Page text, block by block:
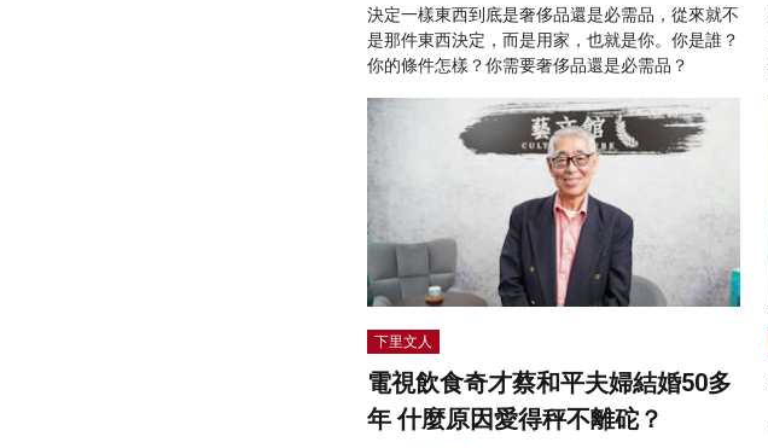
決定一樣東西到底是奢侈品還是必需品，從來就不
是那件東西決定，而是用家，也就是你。你是誰？
你的條件怎樣？你需要奢侈品還是必需品？
下里文人
電視飲食奇才蔡和平夫婦結婚50多
年 什麼原因愛得秤不離砣？